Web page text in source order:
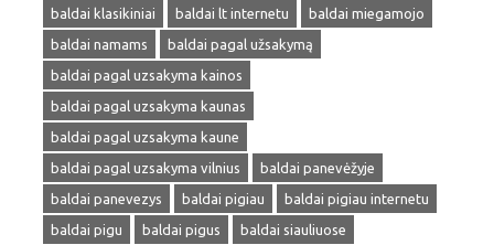
baldai klasikiniai
baldai lt internetu
baldai miegamojo
baldai namams
baldai pagal užsakymą
baldai pagal uzsakyma kainos
baldai pagal uzsakyma kaunas
baldai pagal uzsakyma kaune
baldai pagal uzsakyma vilnius
baldai panevėžyje
baldai panevezys
baldai pigiau
baldai pigiau internetu
baldai pigu
baldai pigus
baldai siauliuose